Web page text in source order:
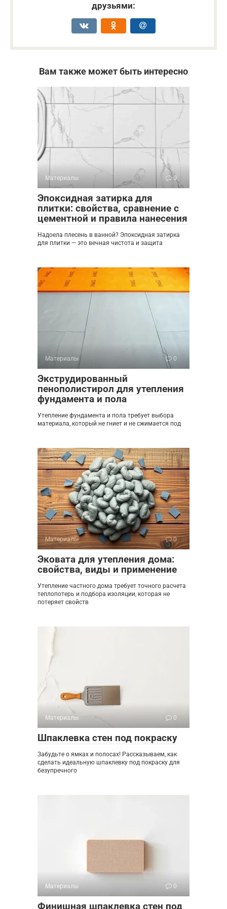
друзьями:
Вам также может быть интересно
Материалы 0
Эпоксидная затирка для
плитки: свойства, сравнение с
цементной и правила нанесения
Надоела плесень в ванной? Эпоксидная затирка
для плитки — это вечная чистота и защита
Материалы 0
Экструдированный
пенополистирол для утепления
фундамента и пола
Утепление фундамента и пола требует выбора
материала, который не гниет и не сжимается под
Материалы 0
Эковата для утепления дома:
свойства, виды и применение
Утепление частного дома требует точного расчета
теплопотерь и подбора изоляции, которая не
потеряет свойств
Материалы 0
Шпаклевка стен под покраску
Забудьте о ямках и полосах! Рассказываем, как
сделать идеальную шпаклевку под покраску для
безупречного
Материалы 0
Финишная шпаклевка стен под